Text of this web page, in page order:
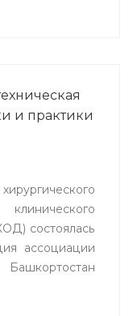
и практики
состоялась
ассоциации
науки и